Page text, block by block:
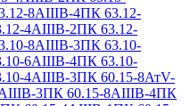
8АIIIВ-4ПК 63.12-
4АIIIВ-2ПК 63.12-
8АIIIВ-3ПК 63.10-
6АIIIВ-4ПК 63.10-
4АIIIВ-3ПК 60.15-8АтV-
3ПК 60.15-8АIIIВ-4ПК